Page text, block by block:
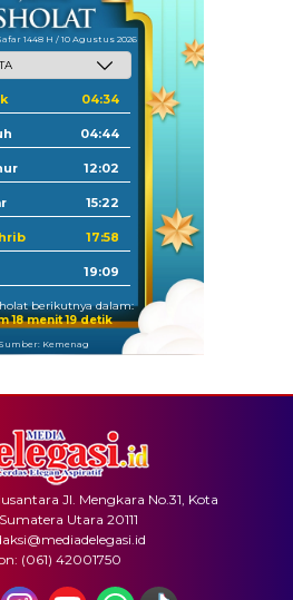
1448 H / 10 Agustus 2026
04:34
04:44
12:02
15:22
17:58
19:09
berikutnya dalam:
18 menit 19 detik
Sumber: Kemenag
Jl. Mengkara No.31, Kota
Utara 20111
(061) 42001750